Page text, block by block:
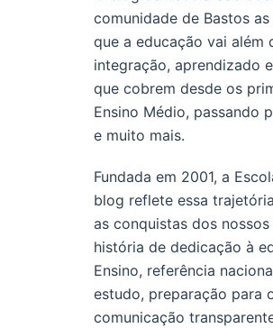
comunidade de Bastos
que a educação vai além
integração, aprendizado
que cobrem desde os
Ensino Médio, passando
e muito mais.
Fundada em 2001, a
blog reflete essa
as conquistas dos
história de dedicação à
Ensino, referência
estudo, preparação para
comunicação